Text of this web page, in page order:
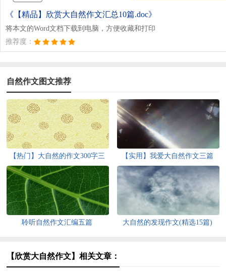
《【精品】欣赏大自然作文汇总10篇.doc》
将本文的Word文档下载到电脑，方便收藏和打印
推荐度：
自然作文图文推荐
【热门】大自然的作文300字三
篇
【实用】我爱大自然作文三篇
聆听自然作文汇编五篇 大自然的发现作文(精选15篇)
【欣赏大自然作文】相关文章：